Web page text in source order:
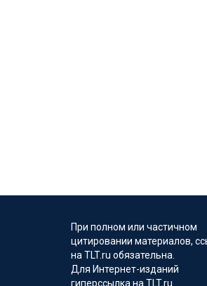
При полном или частичном
цитировании материалов,
на TLT.ru обязательна.
Для Интернет-изданий
гиперссылка на TLT.ru